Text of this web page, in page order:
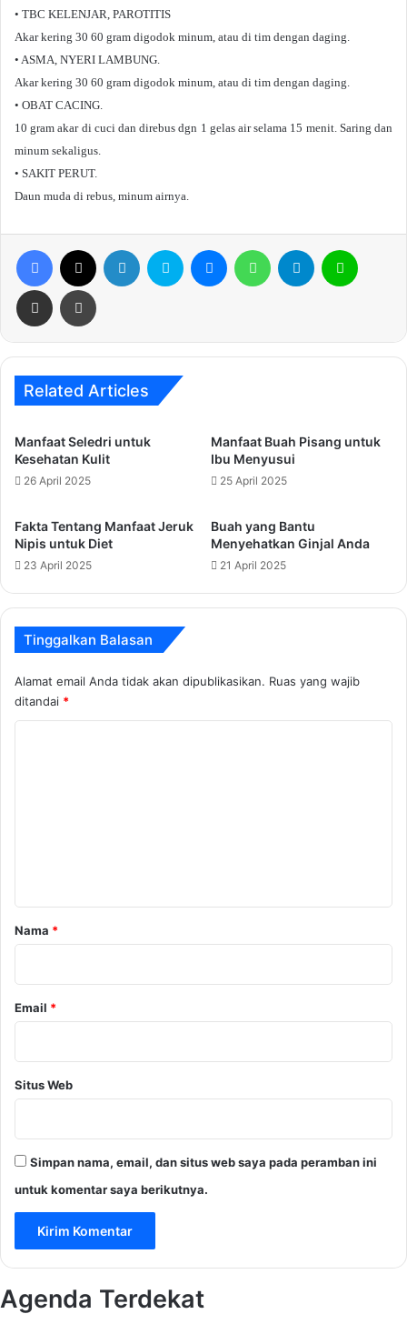
• TBC KELENJAR, PAROTITIS
Akar kering 30 60 gram digodok minum, atau di tim dengan daging.
• ASMA, NYERI LAMBUNG.
Akar kering 30 60 gram digodok minum, atau di tim dengan daging.
• OBAT CACING.
10 gram akar di cuci dan direbus dgn 1 gelas air selama 15 menit. Saring dan
minum sekaligus.
• SAKIT PERUT.
Daun muda di rebus, minum airnya.
Facebook LinkedIn Skype MessengerWhatsAppTelegram
Share via Email Print
Related Articles
Manfaat Seledri untuk
Kesehatan Kulit
26 April 2025
Manfaat Buah Pisang untuk
Ibu Menyusui
25 April 2025
Fakta Tentang Manfaat Jeruk
Nipis untuk Diet
23 April 2025
Buah yang Bantu
Menyehatkan Ginjal Anda
21 April 2025
Tinggalkan Balasan
Alamat email Anda tidak akan dipublikasikan. Ruas yang wajib
ditandai *
rNama *
Email *
Situs Web
Simpan nama, email, dan situs web saya pada peramban ini
untuk komentar saya berikutnya.
Agenda Terdekat